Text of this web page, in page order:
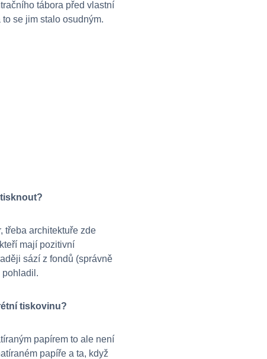
tábora před vlastní
se jim stalo osudným.
třeba architektuře zde
mají pozitivní
sází z fondů (správně
pohladil.
tiskovinu?
papírem to ale není
papíře a ta, když